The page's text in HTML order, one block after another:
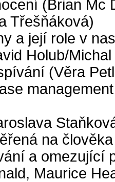
(Brian Mc
Třešňáková)
a její role v
Holub/
(Věra
na člověka
a omezující
Maurice